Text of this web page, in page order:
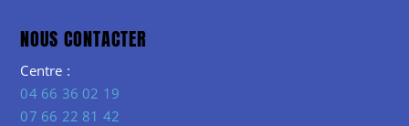
NOUS CONTACTER
Centre :
04 66 36 02 19
07 66 22 81 42